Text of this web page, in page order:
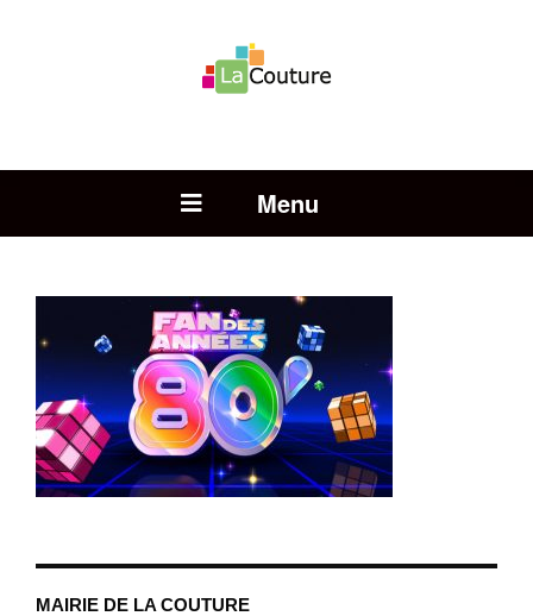
Open Menu
MAIRIE DE LA COUTURE